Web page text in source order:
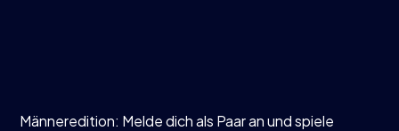
Männeredition: Melde dich als Paar an und spiele